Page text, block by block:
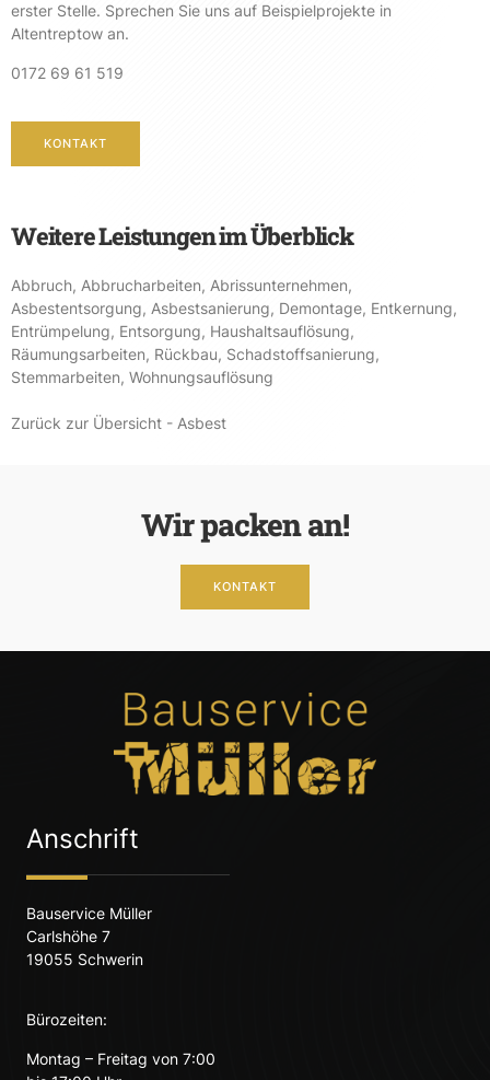
erster Stelle. Sprechen Sie uns auf Beispielprojekte in
Altentreptow an.
0172 69 61 519
KONTAKT
Weitere Leistungen im Überblick
Abbruch, Abbrucharbeiten, Abrissunternehmen,
Asbestentsorgung, Asbestsanierung, Demontage, Entkernung,
Entrümpelung, Entsorgung, Haushaltsauflösung,
Räumungsarbeiten, Rückbau, Schadstoffsanierung,
Stemmarbeiten, Wohnungsauflösung
Zurück zur Übersicht - Asbest
Wir packen an!
KONTAKT
Anschrift
Bauservice Müller
Carlshöhe 7
19055 Schwerin
Bürozeiten:
Montag – Freitag von 7:00